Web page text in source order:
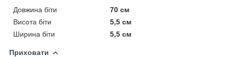
Довжина біти
70 см
Висота біти
5,5 см
Ширина біти
5,5 см
Приховати